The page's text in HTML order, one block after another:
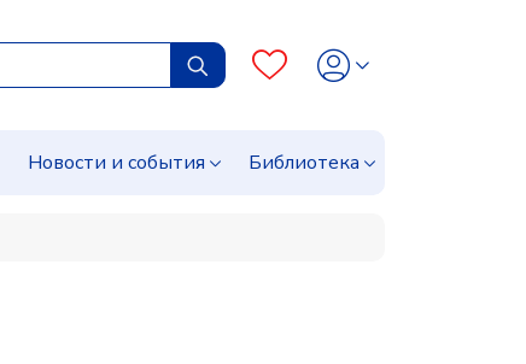
Новости и события Библиотека